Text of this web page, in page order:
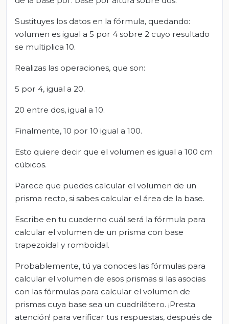
Sustituyes los datos en la fórmula, quedando:
volumen es igual a 5 por 4 sobre 2 cuyo resultado
se multiplica 10.
Realizas las operaciones, que son:
5 por 4, igual a 20.
20 entre dos, igual a 10.
Finalmente, 10 por 10 igual a 100.
Esto quiere decir que el volumen es igual a 100 cm
cúbicos.
Parece que puedes calcular el volumen de un
prisma recto, si sabes calcular el área de la base.
Escribe en tu cuaderno cuál será la fórmula para
calcular el volumen de un prisma con base
trapezoidal y romboidal.
Probablemente, tú ya conoces las fórmulas para
calcular el volumen de esos prismas si las asocias
con las fórmulas para calcular el volumen de
prismas cuya base sea un cuadrilátero. ¡Presta
atención! para verificar tus respuestas, después de